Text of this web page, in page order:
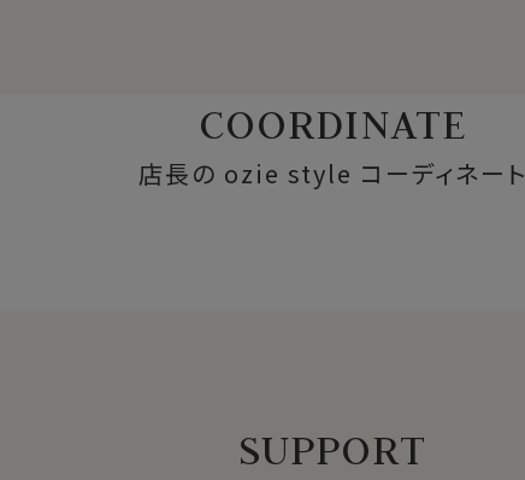
COORDINATE
店長の ozie style コーディネート
SUPPORT